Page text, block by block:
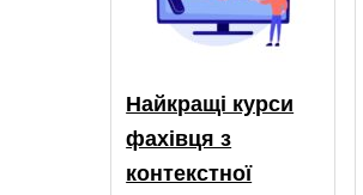
Найкращі курси
фахівця з
контекстної